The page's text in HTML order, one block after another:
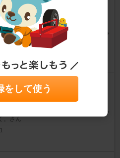
/ ジェイロード MINICON
ワークス [HA36S]
警備課さん
ータース カーボンウイン
。さん
をして使う